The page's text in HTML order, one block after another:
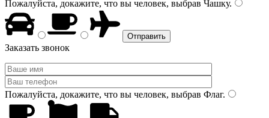
Пожалуйста, докажите, что вы человек, выбрав Чашку.
Заказать звонок
Пожалуйста, докажите, что вы человек, выбрав Флаг.